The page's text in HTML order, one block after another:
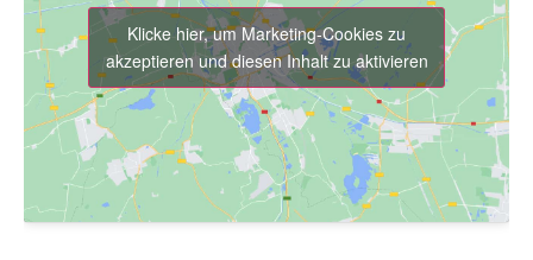
Klicke hier, um Marketing-Cookies zu
akzeptieren und diesen Inhalt zu aktivieren